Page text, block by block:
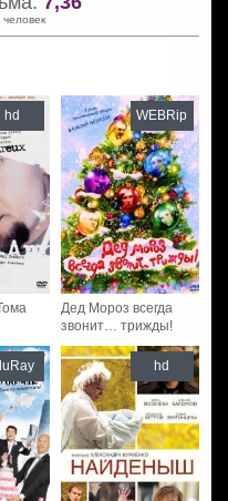
hd
Дед Мороз всегда
звонит… трижды!
WEBRip
hd